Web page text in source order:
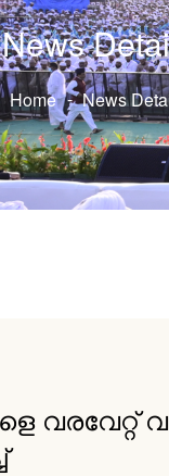
News
Home News
വരവേറ്റ്